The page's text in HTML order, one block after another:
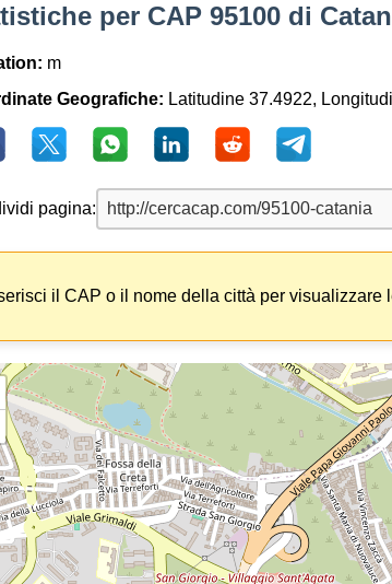
per CAP 95100 di
m
Geografiche: Latitudine 37.4922,
pagina:
il CAP o il nome della città per visualizzare